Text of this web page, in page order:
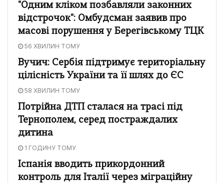
"Одним кліком позбавляли законних
відстрочок": Омбудсман заявив про
масові порушення у Берегівському ТЦК
56 ХВИЛИН ТОМУ
Вучич: Сербія підтримує територіальну
цілісність України та її шлях до ЄС
58 ХВИЛИН ТОМУ
Потрійна ДТП сталася на трасі під
Тернополем, серед постраждалих
дитина
1 ГОДИНУ ТОМУ
Іспанія вводить прикордонний
контроль для Італії через міграційну